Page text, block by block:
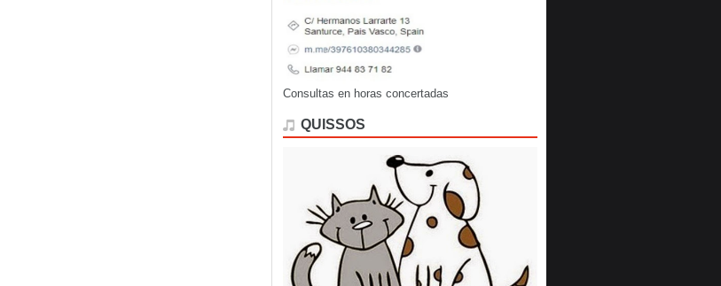
Consultas en horas concertadas
QUISSOS